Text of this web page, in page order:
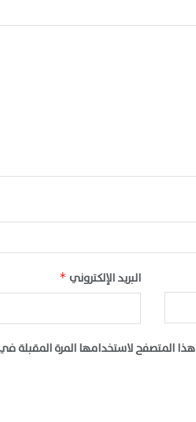
البريد الإلكتروني *
المتصفح لاستخدامها المرة المقبلة